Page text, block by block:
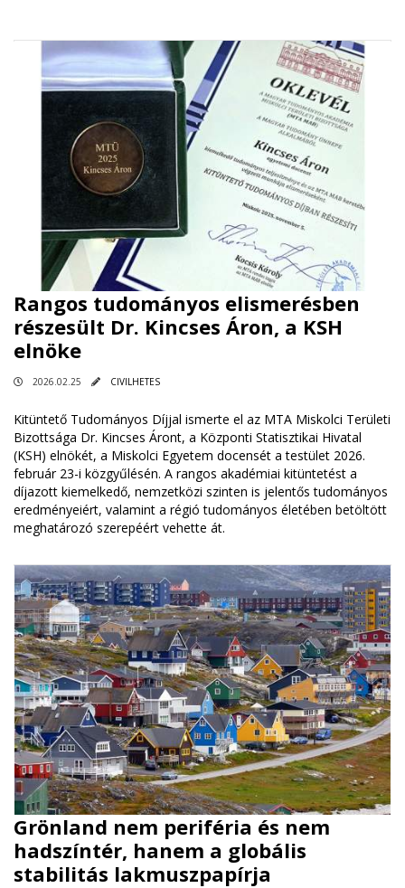
Rangos tudományos elismerésben
részesült Dr. Kincses Áron, a KSH
elnöke
2026.02.25 CIVILHETES
Kitüntető Tudományos Díjjal ismerte el az MTA Miskolci Területi
Bizottsága Dr. Kincses Áront, a Központi Statisztikai Hivatal
(KSH) elnökét, a Miskolci Egyetem docensét a testület 2026.
február 23-i közgyűlésén. A rangos akadémiai kitüntetést a
díjazott kiemelkedő, nemzetközi szinten is jelentős tudományos
eredményeiért, valamint a régió tudományos életében betöltött
meghatározó szerepéért vehette át.
Grönland nem periféria és nem
hadszíntér, hanem a globális
stabilitás lakmuszpapírja